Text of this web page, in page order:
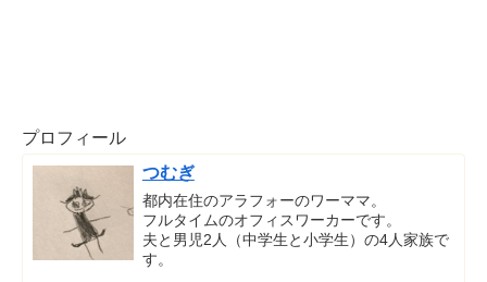
プロフィール
つむぎ
都内在住のアラフォーのワーママ。
フルタイムのオフィスワーカーです。
夫と男児2人（中学生と小学生）の4人家族で
す。